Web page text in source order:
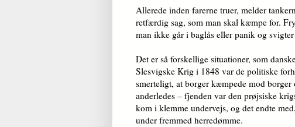
Allerede inden farerne truer, melder
retfærdig sag, som man skal kæmpe for.
man ikke går i baglås eller panik og
Det er så forskellige situationer, som
Slesvigske Krig i 1848 var de politiske
smerteligt, at borger kæmpede mod
anderledes – fjenden var den prøjsiske
kom i klemme undervejs, og det endte
under fremmed herredømme.